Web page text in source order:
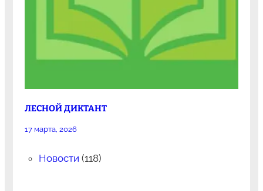
ЛЕСНОЙ ДИКТАНТ
17 марта, 2026
Новости (118)